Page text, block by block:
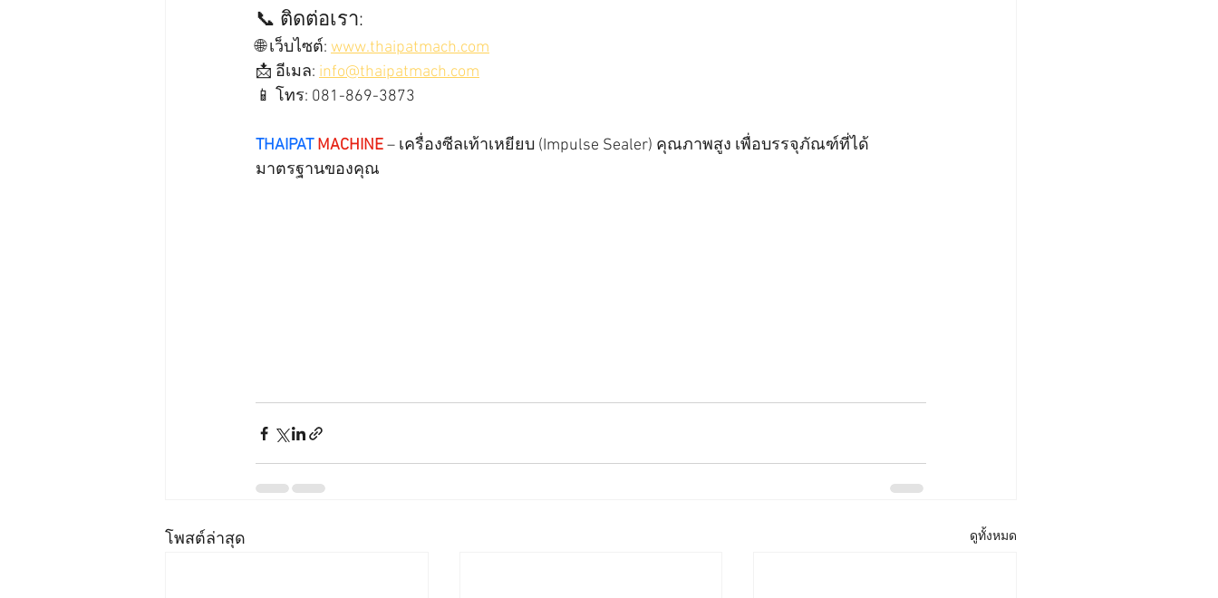
📞 ติดต่อเรา:
🌐 เว็บไซต์: www.thaipatmach.com
📩 อีเมล: info@thaipatmach.com
📱 โทร: 081-869-3873
THAIPAT MACHINE – เครื่องซีลเท้าเหยียบ (Impulse Sealer) คุณภาพสูง เพื่อบรรจุภัณฑ์ที่ได้
มาตรฐานของคุณ
โพสต์ล่าสุด ดูทั้งหมด